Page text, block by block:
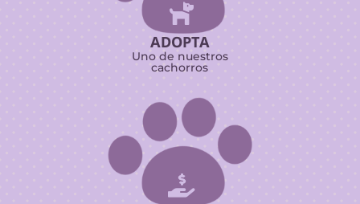

ADOPTA
Uno de nuestros
cachorros
